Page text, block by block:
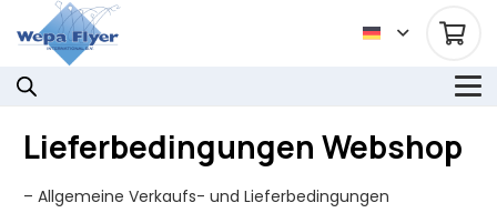
Lieferbedingungen Webshop
– Allgemeine Verkaufs- und Lieferbedingungen